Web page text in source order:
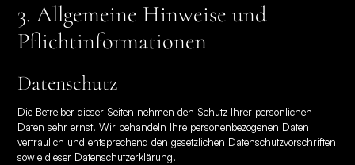
3. Allgemeine Hinweise und
Pflicht­informationen
Datenschutz
Die Betreiber dieser Seiten nehmen den Schutz Ihrer persönlichen
Daten sehr ernst. Wir behandeln Ihre personenbezogenen Daten
vertraulich und entsprechend den gesetzlichen Datenschutzvorschriften
sowie dieser Datenschutzerklärung.